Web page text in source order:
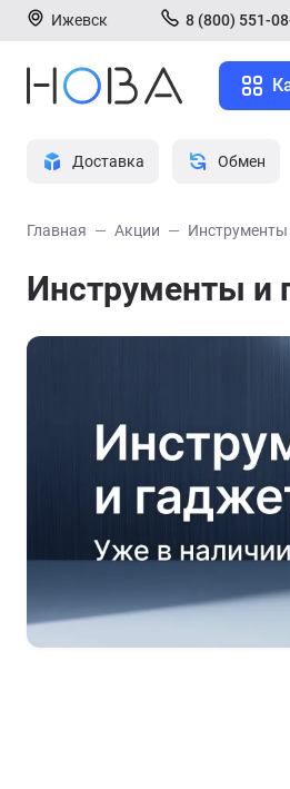
Ижевск 8 (800) 551-
Доставка Обмен
Главная Акции Инструменты
Инструменты и